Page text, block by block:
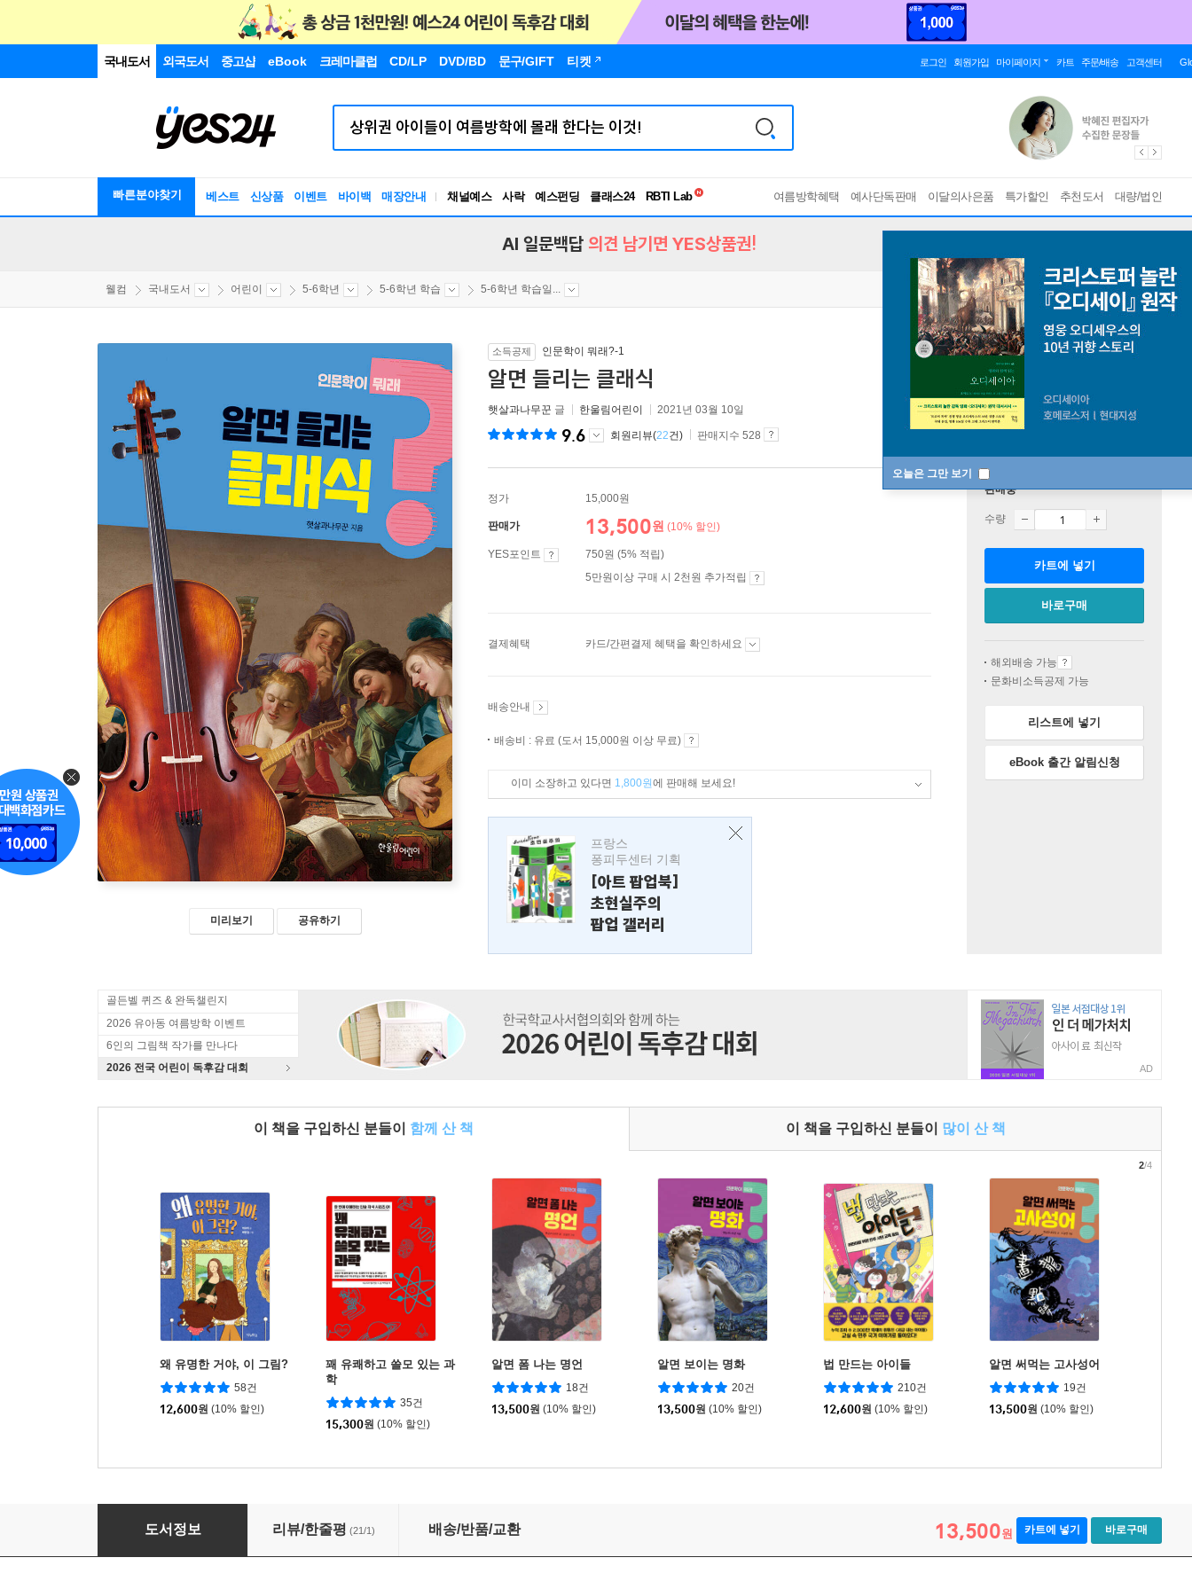
국내도서 외국도서 중고샵 eBook 크레마클럽 CD/LP DVD/BD 문구/GIFT 티켓 로그인 회원가입 마이페이지 카트 주문/배송 고객센터
빠른분야찾기 베스트 신상품 이벤트 바이백 매장안내 채널예스 사락 예스펀딩 클래스24
독서유형검사
여름방학혜택 예사단독판매 이달의사은품 특가할인 추천도서 대량/법인
오늘은 그만 보기
AI 일문백답 의견 남기면 YES상품권!
웰컴 국내도서 어린이 5-6학년 5-6학년 학습 5-6학년 학습일...
미리보기 공유하기
소득공제 인문학이 뭐래?-1
알면 들리는 클래식
햇살과나무꾼 글 한울림어린이 2021년 03월 10일
9.6 회원리뷰(22건) 판매지수 528
정가 15,000원
판매가 13,500원 (10% 할인)
YES포인트
750원 (5% 적립)
5만원이상 구매 시 2천원 추가적립
결제혜택 카드/간편결제 혜택을 확인하세요
배송안내
배송비 : 유료 (도서 15,000원 이상 무료)
이미 소장하고 있다면 1,800원에 판매해 보세요!
프랑스
퐁피두센터 기획
[아트 팝업북]
초현실주의
팝업 갤러리
판매중
수량
카트에 넣기
바로구매
해외배송 가능
문화비소득공제 가능
리스트에 넣기
eBook 출간 알림신청
골든벨 퀴즈 & 완독챌린지
2026 유아동 여름방학 이벤트
6인의 그림책 작가를 만나다
2026 전국 어린이 독후감 대회
AD
이 책을 구입하신 분들이 함께 산 책 이 책을 구입하신 분들이 많이 산 책
왜 유명한 거야, 이 그림?
58건
12,600원 (10% 할인)
꽤 유쾌하고 쓸모 있는 과
학
35건
15,300원 (10% 할인)
알면 폼 나는 명언
18건
13,500원 (10% 할인)
알면 보이는 명화
20건
13,500원 (10% 할인)
법 만드는 아이들
210건
12,600원 (10% 할인)
알면 써먹는 고사성어
19건
13,500원 (10% 할인)
2/4
알면 들리는 클래식
도서정보 리뷰/한줄평 (21/1) 배송/반품/교환 13,500원 카트에 넣기 바로구매